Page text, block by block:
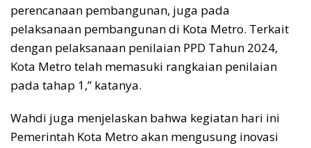
perencanaan pembangunan, juga pada
pelaksanaan pembangunan di Kota Metro. Terkait
dengan pelaksanaan penilaian PPD Tahun 2024,
Kota Metro telah memasuki rangkaian penilaian
pada tahap 1,” katanya.
Wahdi juga menjelaskan bahwa kegiatan hari ini
Pemerintah Kota Metro akan mengusung inovasi